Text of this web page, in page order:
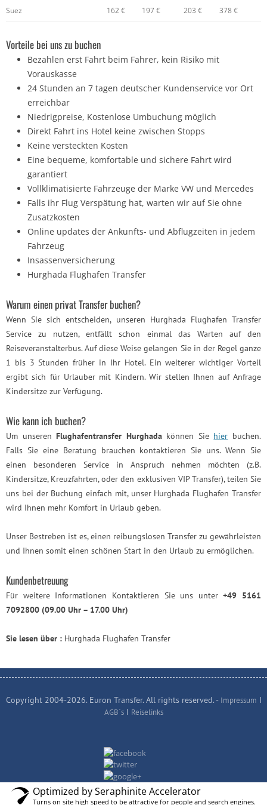
Suez 162 € 197 € 203 € 378 €
Vorteile bei uns zu buchen
Bezahlen erst Fahrt beim Fahrer, kein Risiko mit
Vorauskasse
24 Stunden an 7 tagen deutscher Kundenservice vor Ort
erreichbar
Niedrigpreise, Kostenlose Umbuchung möglich
Direkt Fahrt ins Hotel keine zwischen Stopps
Keine versteckten Kosten
Eine bequeme, komfortable und sichere Fahrt wird
garantiert
Vollklimatisierte Fahrzeuge der Marke VW und Mercedes
Falls ihr Flug Verspätung hat, warten wir auf Sie ohne
Zusatzkosten
Online updates der Ankunfts- und Abflugzeiten in jedem
Fahrzeug
Insassenversicherung
Hurghada Flughafen Transfer
Warum einen privat Transfer buchen?
Wenn Sie sich entscheiden, unseren Hurghada Flughafen Transfer
Service zu nutzen, entfällt schon einmal das Warten auf den
Reiseveranstalterbus. Auf diese Weise gelangen Sie in der Regel ganze
1 bis 3 Stunden früher in Ihr Hotel. Ein weiterer wichtiger Vorteil
ergibt sich für Urlauber mit Kindern. Wir stellen Ihnen auf Anfrage
Kindersitze zur Verfügung.
Wie kann ich buchen?
Um unserenFlughafentransfer Hurghadakönnen Sie hier buchen.
Falls Sie eine Beratung brauchen kontaktieren Sie uns. Wenn Sie
einen besonderen Service in Anspruch nehmen möchten (z.B.
Kindersitze, Kreuzfahrten, oder den exklusiven VIP Transfer), teilen Sie
uns bei der Buchung einfach mit, unser Hurghada Flughafen Transfer
wird Ihnen mehr Komfort in Urlaub geben.
Unser Bestreben ist es, einen reibungslosen Transfer zu gewährleisten
und Ihnen somit einen schönen Start in den Urlaub zu ermöglichen.
Kundenbetreuung
Für weitere Informationen Kontaktieren Sie uns unter+49 5161
7092800 (09.00 Uhr – 17.00 Uhr)
Sie lesen über : Hurghada Flughafen Transfer
Copyright 2004-2026. Euron Transfer. All rights reserved. - Impressum I
AGB`sI Reiselinks
Optimized by Seraphinite Accelerator
Turns on site high speed to be attractive for people and search engines.